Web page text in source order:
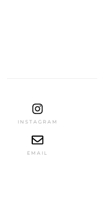
INSTAGRAM
EMAIL